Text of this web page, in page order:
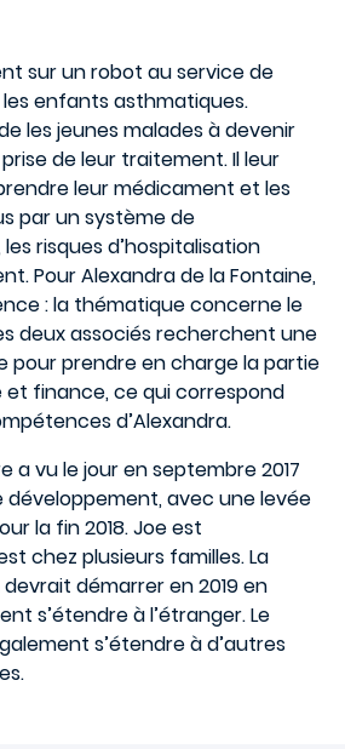
sur un robot au service de
enfants asthmatiques.
les jeunes malades à devenir
de leur traitement. Il leur
leur médicament et les
par un système de
risques d’hospitalisation
Pour Alexandra de la Fontaine,
: la thématique concerne le
deux associés recherchent une
pour prendre en charge la partie
et finance, ce qui correspond
d’Alexandra.
a vu le jour en septembre 2017
développement, avec une levée
la fin 2018. Joe est
chez plusieurs familles. La
démarrer en 2019 en
s’étendre à l’étranger. Le
s’étendre à d’autres